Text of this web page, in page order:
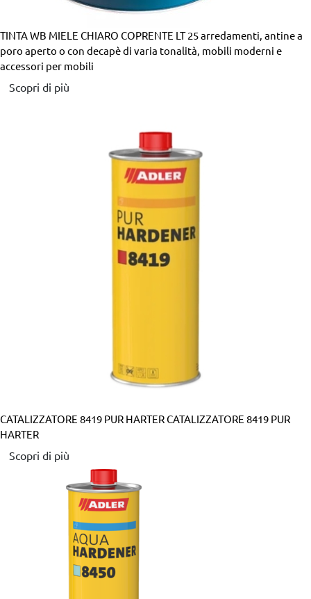
TINTA WB MIELE CHIARO COPRENTE LT 25arredamenti, antine a
poro aperto o con decapè di varia tonalità, mobili moderni e
accessori per mobili
Scopri di più
CATALIZZATORE 8419 PUR HARTERCATALIZZATORE 8419 PUR
HARTER
Scopri di più